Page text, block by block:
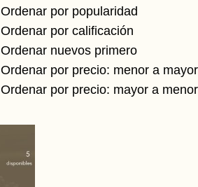
Ordenar por popularidad
Ordenar por calificación
Ordenar nuevos primero
Ordenar por precio: menor a mayor
Ordenar por precio: mayor a menor